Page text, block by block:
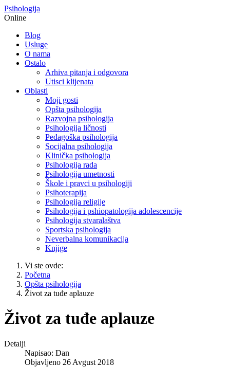
Psihologija
Online
Blog
Usluge
O nama
Ostalo
Arhiva pitanja i odgovora
Utisci klijenata
Oblasti
Moji gosti
Opšta psihologija
Razvojna psihologija
Psihologija ličnosti
Pedagoška psihologija
Socijalna psihologija
Klinička psihologija
Psihologija rada
Psihologija umetnosti
Škole i pravci u psihologiji
Psihoterapija
Psihologija religije
Psihologija i pshiopatologija adolescencije
Psihologija stvaralaštva
Sportska psihologija
Neverbalna komunikacija
Knjige
Vi ste ovde:
Početna
Opšta psihologija
Život za tuđe aplauze
Život za tuđe aplauze
Detalji
Napisao: Dan
Objavljeno 26 Avgust 2018